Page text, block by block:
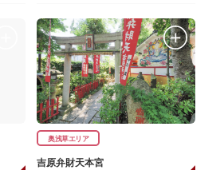
奥浅草エリア
吉原弁財天本宮